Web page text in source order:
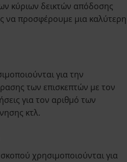
κύριων δεικτών απόδοσης
να προσφέρουμε μια καλύτερη
για την
των επισκεπτών με τον
για τον αριθμό των
κτλ.
χρησιμοποιούνται για